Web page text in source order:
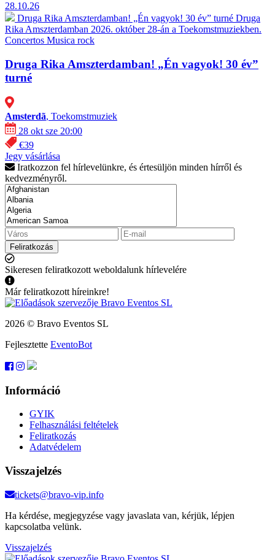
28.10.26
Druga Rika Amszterdamban! „Én vagyok! 30 év” turné Druga
Rika Amszterdamban 2026. október 28-án a Toekomstmuziekben.
Concertos Musica rock
Druga Rika Amszterdamban! „Én vagyok! 30 év”
turné
Amsterdã, Toekomstmuziek
28 okt sze 20:00
€39
Jegy vásárlása
Iratkozzon fel hírlevelünkre, és értesüljön minden hírről és
kedvezményről.
Feliratkozás
Sikeresen feliratkozott weboldalunk hírlevelére
Már feliratkozott híreinkre!
2026 © Bravo Eventos SL
Fejlesztette EventoBot
Információ
GYIK
Felhasználási feltételek
Feliratkozás
Adatvédelem
Visszajelzés
tickets@bravo-vip.info
Ha kérdése, megjegyzése vagy javaslata van, kérjük, lépjen
kapcsolatba velünk.
Visszajelzés